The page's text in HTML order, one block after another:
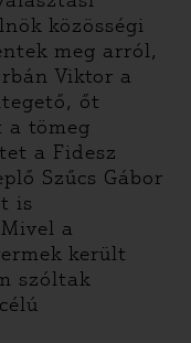
közösségi
meg arról,
Viktor a
őt
a tömeg
a Fidesz
Szűcs Gábor
is
a
került
szóltak